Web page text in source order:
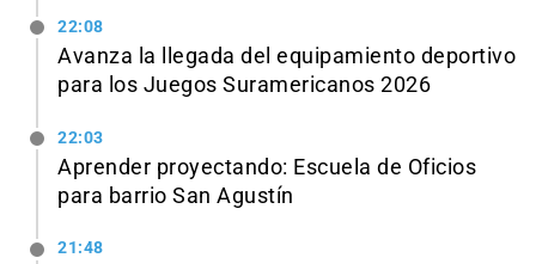
22:08
Avanza la llegada del equipamiento deportivo
para los Juegos Suramericanos 2026
22:03
Aprender proyectando: Escuela de Oficios
para barrio San Agustín
21:48